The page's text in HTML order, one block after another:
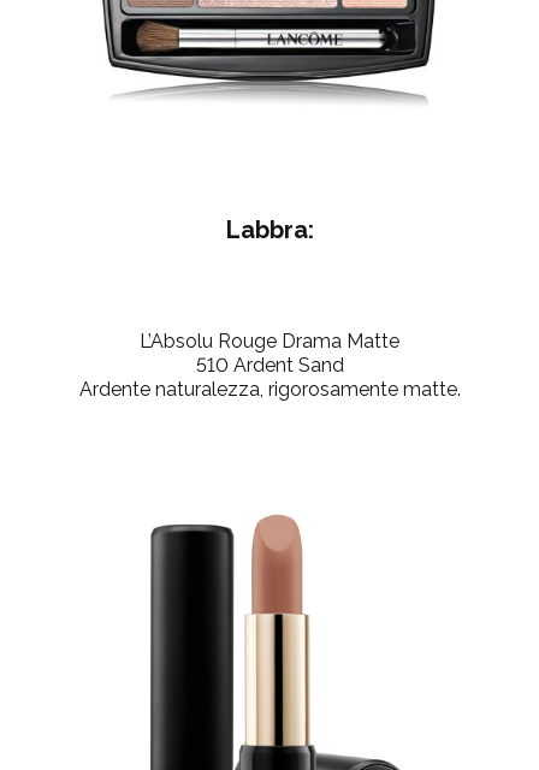
Labbra:
L’Absolu Rouge Drama Matte
510 Ardent Sand
Ardente naturalezza, rigorosamente matte.